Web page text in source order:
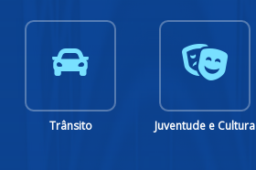
Defesa de
Infrações de
Trânsito
MobSol
Trânsito Juventude e Cultura